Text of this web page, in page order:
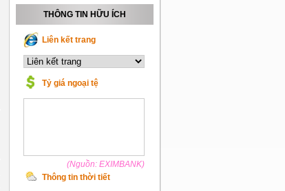
THÔNG TIN HỮU ÍCH
Liên kết trang
Tỷ giá ngoại tệ
(Nguồn: EXIMBANK)
Thông tin thời tiết